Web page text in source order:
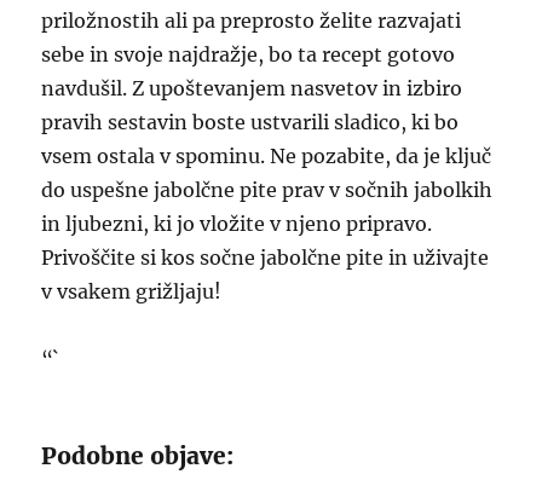
priložnostih ali pa preprosto želite razvajati
sebe in svoje najdražje, bo ta recept gotovo
navdušil. Z upoštevanjem nasvetov in izbiro
pravih sestavin boste ustvarili sladico, ki bo
vsem ostala v spominu. Ne pozabite, da je ključ
do uspešne jabolčne pite prav v sočnih jabolkih
in ljubezni, ki jo vložite v njeno pripravo.
Privoščite si kos sočne jabolčne pite in uživajte
v vsakem grižljaju!
“`
Podobne objave: